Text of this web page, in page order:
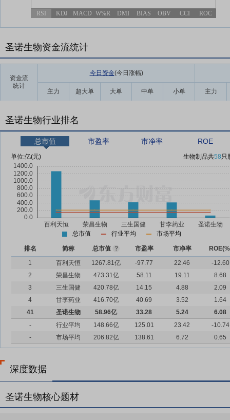
RSI KDJ MACD W%R DMI BIAS OBV CCI ROC
圣诺生物资金流统计
资金流
统计
今日资金(今日涨幅)
主力 超大单 大单 中单 小单 主力
圣诺生物行业排名
总市值 市盈率 市净率 ROE
单位:亿(元) 生物制品共58只
总市值 行业平均 市场平均
排名 简称 总市值 ? 市盈率 市净率
1
百利天恒 1267.81亿 -97.77 22.46
-12.60
2
荣昌生物 473.31亿 58.11 19.11
8.68
3
三生国健 420.78亿 14.15 4.88
2.09
4
甘李药业 416.70亿 40.69 3.52
1.64
41
圣诺生物 58.96亿 33.28 5.24
6.08
-
行业平均 148.66亿 125.01 23.42
-10.74
-
市场平均 206.82亿 138.61 6.72 0.65
深度数据
圣诺生物核心题材